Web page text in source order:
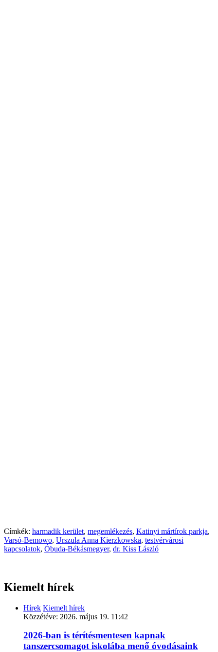
Címkék: harmadik kerület, megemlékezés, Katinyi mártírok parkja,
Varsó-Bemowo, Urszula Anna Kierzkowska, testvérvárosi
kapcsolatok, Óbuda-Békásmegyer, dr. Kiss László
Kiemelt hírek
Hírek Kiemelt hírek
Közzétéve: 2026. május 19. 11:42
2026-ban is térítésmentesen kapnak
tanszercsomagot iskolába menő óvodásaink